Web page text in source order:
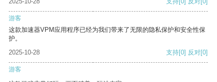
游客
这款加速器VPM应用程序已经为我们带来了无限的隐私保护和安全性保
护。
2025-10-28
支持[0] 反对[0]
游客